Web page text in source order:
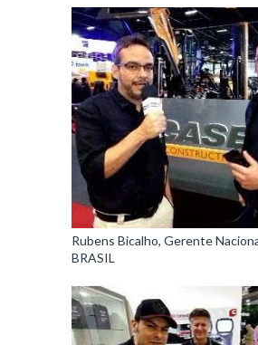
Rubens Bicalho, Gerente
BRASIL